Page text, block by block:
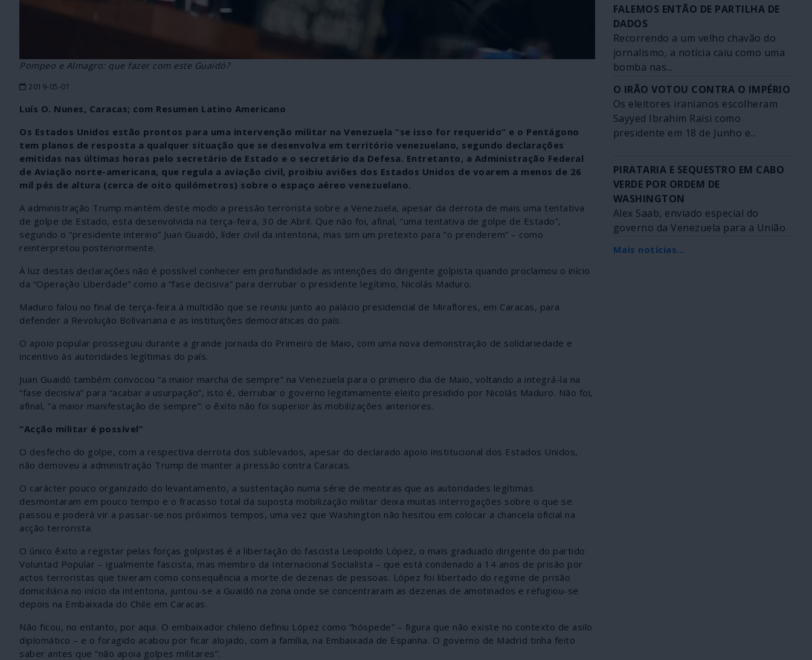
Pompeo e Almagro: que fazer com este Guaidó?
2019-05-01
Luís O. Nunes, Caracas; com Resumen Latino Americano
Os Estados Unidos estão prontos para uma intervenção militar na Venezuela “se isso for requerido” e o Pentágono
tem planos de resposta a qualquer situação que se desenvolva em território venezuelano, segundo declarações
emitidas nas últimas horas pelo secretário de Estado e o secretário da Defesa. Entretanto, a Administração Federal
de Aviação norte-americana, que regula a aviação civil, proibiu aviões dos Estados Unidos de voarem a menos de 26
mil pés de altura (cerca de oito quilómetros) sobre o espaço aéreo venezuelano.
A administração Trump mantém deste modo a pressão terrorista sobre a Venezuela, apesar da derrota de mais uma tentativa
de golpe de Estado, esta desenvolvida na terça-feira, 30 de Abril. Que não foi, afinal, “uma tentativa de golpe de Estado”,
segundo o “presidente interino” Juan Guaidó, líder civil da intentona, mas sim um pretexto para “o prenderem” – como
reinterpretou posteriormente.
À luz destas declarações não é possível conhecer em profundidade as intenções do dirigente golpista quando proclamou o início
da “Operação Liberdade” como a “fase decisiva” para derrubar o presidente legítimo, Nicolás Maduro.
Maduro falou no final de terça-feira à multidão que se reuniu junto ao palácio presidencial de Miraflores, em Caracas, para
defender a Revolução Bolivariana e as instituições democráticas do país.
O apoio popular prosseguiu durante a grande jornada do Primeiro de Maio, com uma nova demonstração de solidariedade e
incentivo às autoridades legítimas do país.
Juan Guaidó também convocou “a maior marcha de sempre” na Venezuela para o primeiro dia de Maio, voltando a integrá-la na
“fase decisiva” para “acabar a usurpação”, isto é, derrubar o governo legitimamente eleito presidido por Nicolás Maduro. Não foi,
afinal, “a maior manifestação de sempre”: o êxito não foi superior às mobilizações anteriores.
“Acção militar é possível”
O desfecho do golpe, com a respectiva derrota dos sublevados, apesar do declarado apoio institucional dos Estados Unidos,
não demoveu a administração Trump de manter a pressão contra Caracas.
O carácter pouco organizado do levantamento, a sustentação numa série de mentiras que as autoridades legítimas
desmontaram em pouco tempo e o fracasso total da suposta mobilização militar deixa muitas interrogações sobre o que se
passou e poderá vir a passar-se nos próximos tempos, uma vez que Washington não hesitou em colocar a chancela oficial na
acção terrorista.
O único êxito a registar pelas forças golpistas é a libertação do fascista Leopoldo López, o mais graduado dirigente do partido
Voluntad Popular – igualmente fascista, mas membro da Internacional Socialista – que está condenado a 14 anos de prisão por
actos terroristas que tiveram como consequência a morte de dezenas de pessoas. López foi libertado do regime de prisão
domiciliária no início da intentona, juntou-se a Guaidó na zona onde se concentraram as dezenas de amotinados e refugiou-se
depois na Embaixada do Chile em Caracas.
Não ficou, no entanto, por aqui. O embaixador chileno definiu López como “hóspede” – figura que não existe no contexto de asilo
diplomático – e o foragido acabou por ficar alojado, com a família, na Embaixada de Espanha. O governo de Madrid tinha feito
saber antes que “não apoia golpes militares”.
FALEMOS ENTÃO DE PARTILHA DE
DADOS
Recorrendo a um velho chavão do
jornalismo, a notícia caiu como uma
bomba nas...
O IRÃO VOTOU CONTRA O IMPÉRIO
Os eleitores iranianos escolheram
Sayyed Ibrahim Raisi como
presidente em 18 de Junho e...
PIRATARIA E SEQUESTRO EM CABO
VERDE POR ORDEM DE
WASHINGTON
Alex Saab, enviado especial do
governo da Venezuela para a União
Mais notícias...